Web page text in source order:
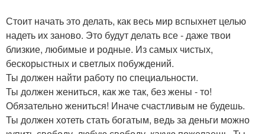
Стоит начать это делать, как весь мир вспыхнет целью
надеть их заново. Это будут делать все - даже твои
близкие, любимые и родные. Из самых чистых,
бескорыстных и светлых побуждений.
Ты должен найти работу по специальности.
Ты должен жениться, как же так, без жены - то!
Обязательно жениться! Иначе счастливым не будешь.
Ты должен хотеть стать богатым, ведь за деньги можно